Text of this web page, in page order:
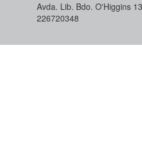
Avda. Lib. Bdo. O'Higgins
226720348